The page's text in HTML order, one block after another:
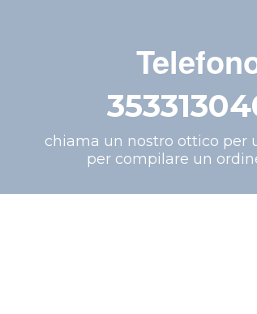
chiama un nostro ottico per
per compilare un